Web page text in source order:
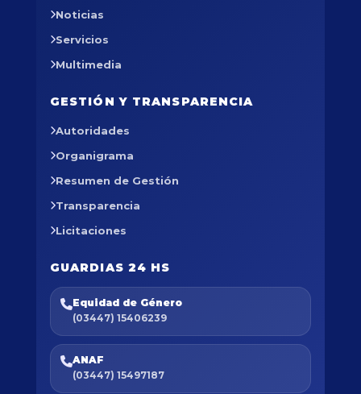
Noticias
Servicios
Multimedia
GESTIÓN Y TRANSPARENCIA
Autoridades
Organigrama
Resumen de Gestión
Transparencia
Licitaciones
GUARDIAS 24 HS
Equidad de Género
(03447) 15406239
ANAF
(03447) 15497187